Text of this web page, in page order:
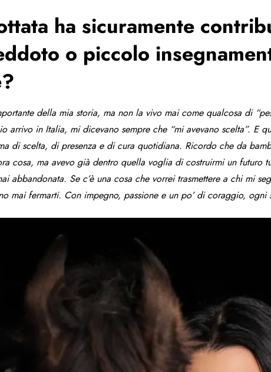
ha sicuramente
o piccolo
della mia storia, ma non la vivo mai come qualcosa di
arrivo in Italia, mi dicevano sempre che “mi avevano scelta”. E
di scelta, di presenza e di cura quotidiana. Ricordo che da
cosa, ma avevo già dentro quella voglia di costruirmi un
abbandonata. Se c’è una cosa che vorrei trasmettere a chi mi
mai fermarti. Con impegno, passione e un po’ di coraggio, ogni